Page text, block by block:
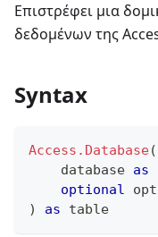
Επιστρέφει μια
δεδομένων της
Syntax
Access.Database(
    database
as
optional
)
as table